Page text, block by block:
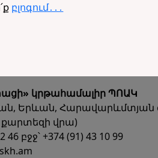
բլոգում․․․
կրթահամալիր ՊՈԱԿ
Երևան, Հարավարևմտյան
քարտեզի վրա)
46 բջջ՝ +374 (91) 43 10 99